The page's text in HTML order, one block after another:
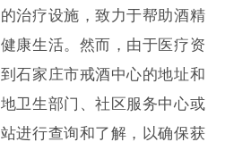
治疗设施，致力于帮助酒精
康生活。然而，由于医疗资
石家庄市戒酒中心的地址和
卫生部门、社区服务中心或
进行查询和了解，以确保获